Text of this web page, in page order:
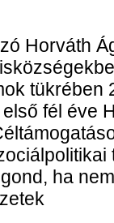
Horváth
tükrében
fél éve
ha